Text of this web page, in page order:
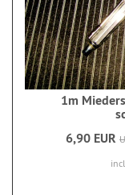
1m
6,90 EUR